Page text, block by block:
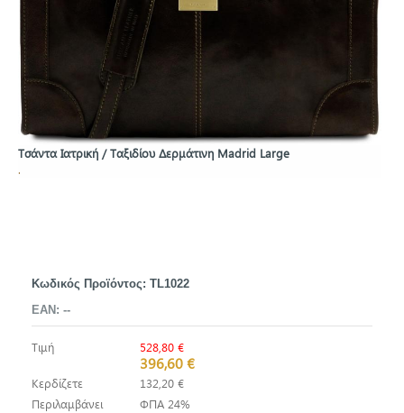
Τσάντα Ιατρική / Ταξιδίου Δερμάτινη Madrid Large
.
Κωδικός Προϊόντος: TL1022
EAN: --
Τιμή 528,80 €
396,60 €
Κερδίζετε
132,20 €
Περιλαμβάνει
ΦΠΑ 24%